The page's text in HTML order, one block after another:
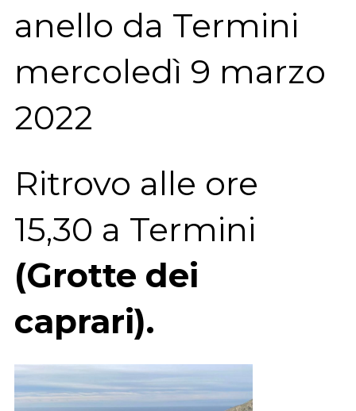
anello da Termini
mercoledì 9 marzo
2022
Ritrovo alle ore
15,30 a Termini
(Grotte dei
caprari).